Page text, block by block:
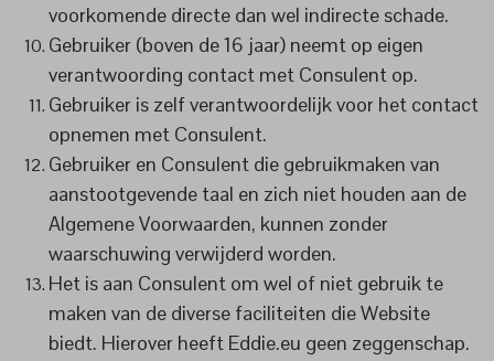
voorkomende directe dan wel indirecte schade.
Gebruiker (boven de 16 jaar) neemt op eigen
verantwoording contact met Consulent op.
Gebruiker is zelf verantwoordelijk voor het contact
opnemen met Consulent.
Gebruiker en Consulent die gebruikmaken van
aanstootgevende taal en zich niet houden aan de
Algemene Voorwaarden, kunnen zonder
waarschuwing verwijderd worden.
Het is aan Consulent om wel of niet gebruik te
maken van de diverse faciliteiten die Website
biedt. Hierover heeft Eddie.eu geen zeggenschap.